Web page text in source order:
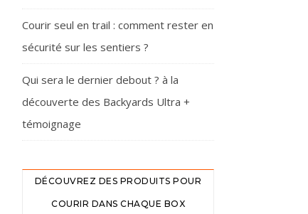
Courir seul en trail : comment rester en
sécurité sur les sentiers ?
Qui sera le dernier debout ? à la
découverte des Backyards Ultra +
témoignage
DÉCOUVREZ DES PRODUITS POUR
COURIR DANS CHAQUE BOX